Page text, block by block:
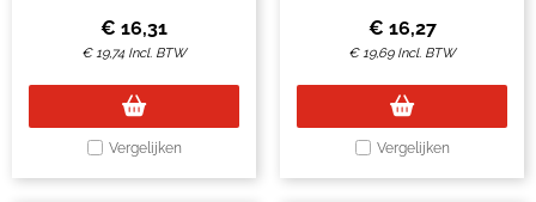
€ 16,31
€19,74 Incl. BTW
Vergelijken
€ 16,27
€19,69 Incl. BTW
Vergelijken